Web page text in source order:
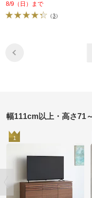
8/9（日）まで
（3）
幅111cm以上・高さ71
1